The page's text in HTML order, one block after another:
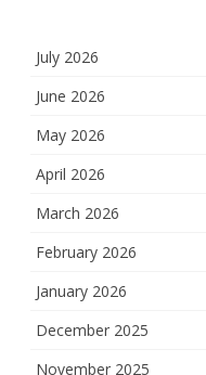
July 2026
June 2026
May 2026
April 2026
March 2026
February 2026
January 2026
December 2025
November 2025